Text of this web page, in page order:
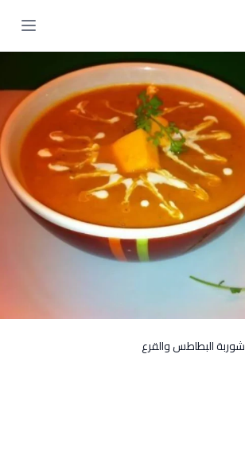
شوربة البطاطس والقرع